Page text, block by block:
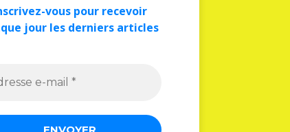
vous pour recevoir
jour les derniers articles